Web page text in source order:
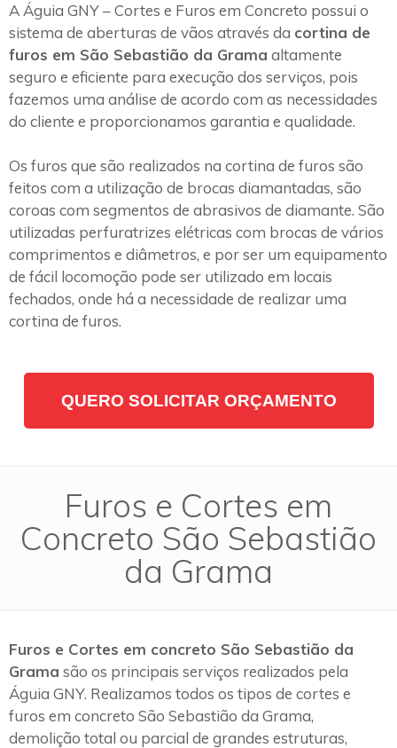
A Águia GNY – Cortes e Furos em Concreto possui o
sistema de aberturas de vãos através da cortina de
furos em São Sebastião da Grama altamente
seguro e eficiente para execução dos serviços, pois
fazemos uma análise de acordo com as necessidades
do cliente e proporcionamos garantia e qualidade.
Os furos que são realizados na cortina de furos são
feitos com a utilização de brocas diamantadas, são
coroas com segmentos de abrasivos de diamante. São
utilizadas perfuratrizes elétricas com brocas de vários
comprimentos e diâmetros, e por ser um equipamento
de fácil locomoção pode ser utilizado em locais
fechados, onde há a necessidade de realizar uma
cortina de furos.
QUERO SOLICITAR ORÇAMENTO
Furos e Cortes em
Concreto São Sebastião
da Grama
Furos e Cortes em concreto São Sebastião da
Grama são os principais serviços realizados pela
Águia GNY. Realizamos todos os tipos de cortes e
furos em concreto São Sebastião da Grama,
demolição total ou parcial de grandes estruturas,